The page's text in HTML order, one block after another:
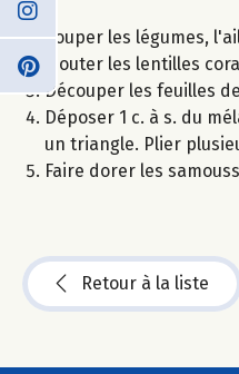
Couper les légumes,
Ajouter les lentilles
Découper les feuilles
Déposer 1 c. à s. du
un triangle. Plier
Faire dorer les
Retour à la liste